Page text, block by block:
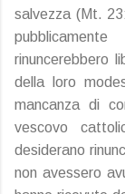
salvezza (Mt.
rinuncerebbero
della loro
mancanza di
vescovo
desiderano
non avessero